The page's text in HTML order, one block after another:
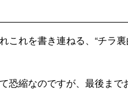
れを書き連ねる、“チラ
縮なのですが、最後まで